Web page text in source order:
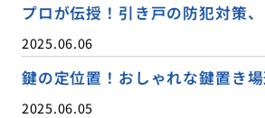
プロが伝授！引き戸の防犯対策
2025.06.06
鍵の定位置！おしゃれな鍵置き
2025.06.05